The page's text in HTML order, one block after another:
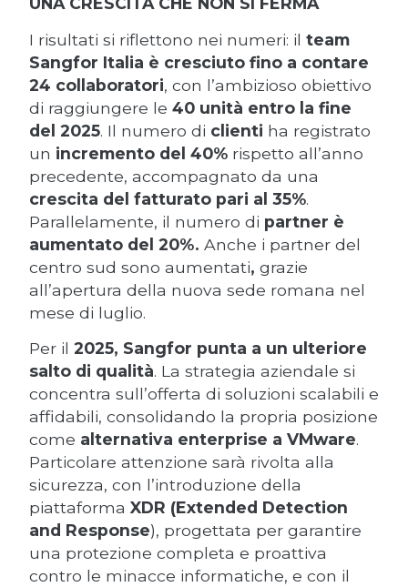
I risultati si riflettono nei numeri: il team
Sangfor Italia è cresciuto fino a contare
24 collaboratori, con l’ambizioso obiettivo
di raggiungere le 40 unità entro la fine
del 2025. Il numero di clienti ha registrato
un incremento del 40% rispetto all’anno
precedente, accompagnato da una
crescita del fatturato pari al 35%.
Parallelamente, il numero di partner è
aumentato del 20%. Anche i partner del
centro sud sono aumentati, grazie
all’apertura della nuova sede romana nel
mese di luglio.
Per il 2025, Sangfor punta a un ulteriore
salto di qualità. La strategia aziendale si
concentra sull’offerta di soluzioni scalabili e
affidabili, consolidando la propria posizione
come alternativa enterprise a VMware.
Particolare attenzione sarà rivolta alla
sicurezza, con l’introduzione della
piattaforma XDR (Extended Detection
and Response), progettata per garantire
una protezione completa e proattiva
contro le minacce informatiche, e con il